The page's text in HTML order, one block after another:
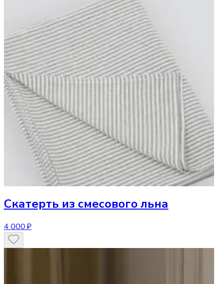
Скатерть из смесового льна
4 000 ₽